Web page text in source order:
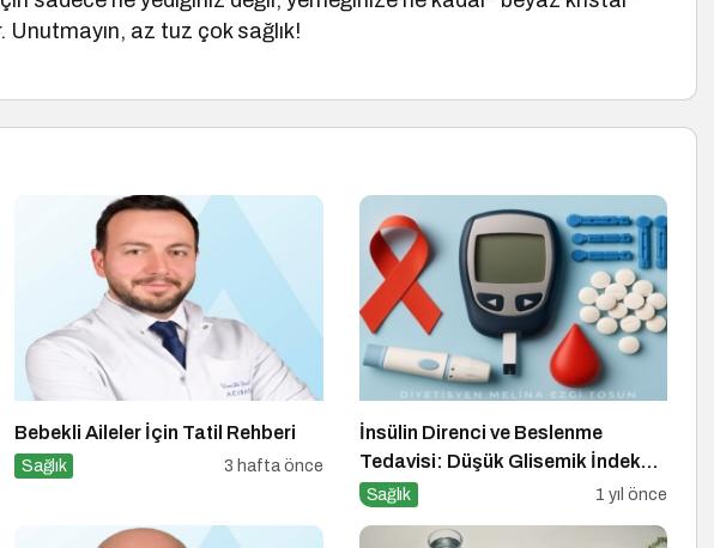
az tuz çok sağlık!
Bebekli Aileler İçin Tatil Rehberi
Sağlık 3 hafta önce
İnsülin Direnci ve Beslenme
Tedavisi: Düşük Glisemik İndeksli
Diyetlerin Rolü
Sağlık 1 yıl önce